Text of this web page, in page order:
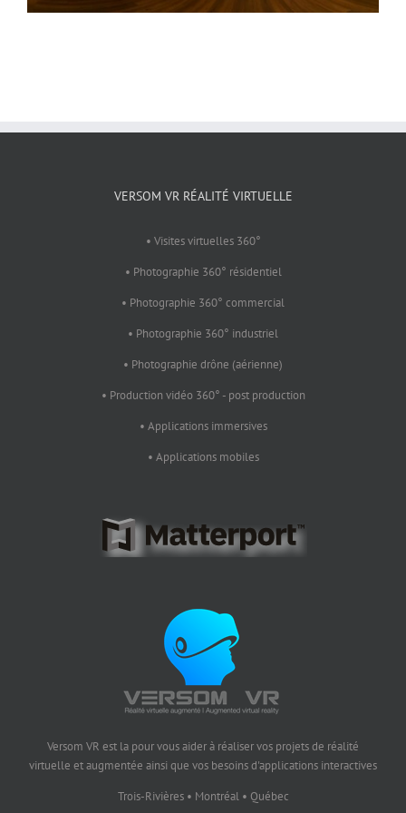
VERSOM VR RÉALITÉ VIRTUELLE
• Visites virtuelles 360°
• Photographie 360° résidentiel
• Photographie 360° commercial
• Photographie 360° industriel
• Photographie drône (aérienne)
• Production vidéo 360° - post production
• Applications immersives
• Applications mobiles
Versom VR est la pour vous aider à réaliser vos projets de réalité
virtuelle et augmentée ainsi que vos besoins d'applications interactives
Trois-Rivières • Montréal • Québec